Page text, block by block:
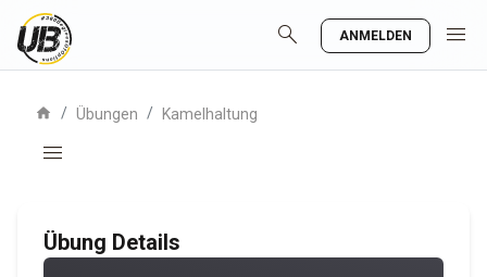
search ANMELDEN menu
home / Übungen / Kamelhaltung
menu
Übung Details